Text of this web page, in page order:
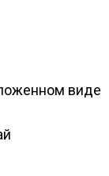
виде